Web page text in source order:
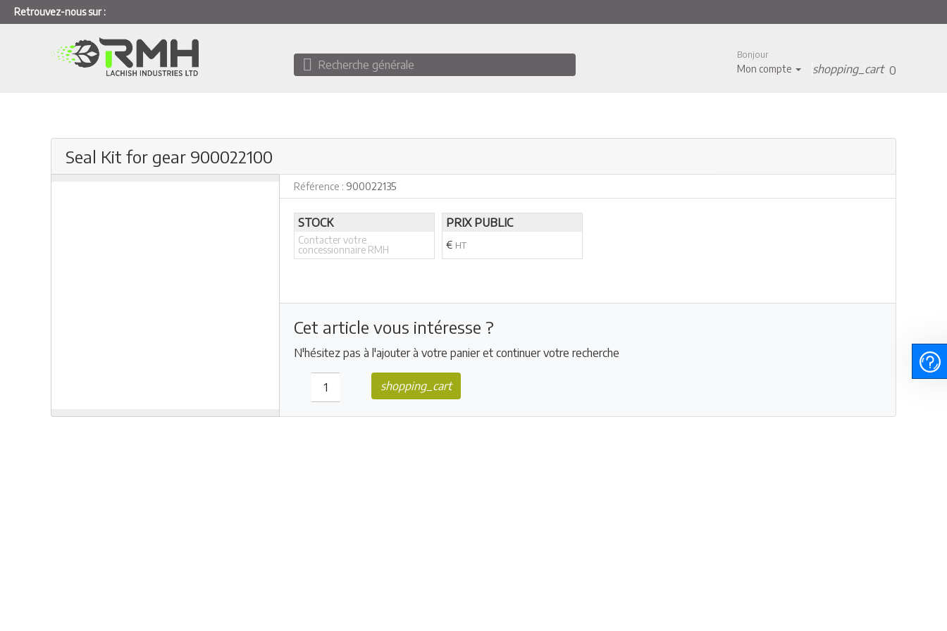
Retrouvez-nous sur :
Recherche générale
Bonjour
Mon compte shopping_cart 0
Seal Kit for gear 900022100
Référence : 900022135
STOCK
Contacter votre
concessionnaire RMH
PRIX PUBLIC
€ HT
Cet article vous intéresse ?
N'hésitez pas à l'ajouter à votre panier et continuer votre recherche
shopping_cart